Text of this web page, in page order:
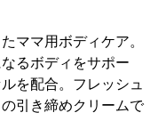
ママ用ボディケア。
るボディをサポー
を配合。フレッシュ
引き締めクリームで